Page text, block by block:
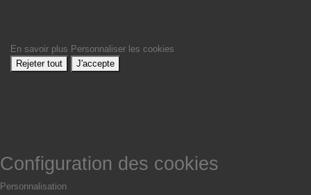
En savoir plus Personnaliser les cookies
Rejeter tout
J'accepte
Configuration des cookies
Personnalisation